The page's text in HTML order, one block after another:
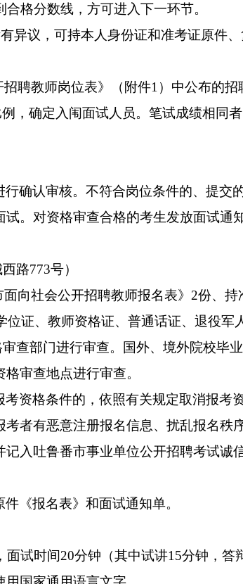
格分数线，方可进入下一环节。
异议，可持本人身份证和准考证原件
聘教师岗位表》（附件1）中公布的
，确定入闱面试人员。笔试成绩相同
确认审核。不符合岗位条件的、提交
。对资格审查合格的考生发放面试通知
路773号）
向社会公开招聘教师报名表》2份、
证、教师资格证、普通话证、退役军
查部门进行审查。国外、境外院校毕
审查地点进行审查。
资格条件的，依照有关规定取消报考
者有恶意注册报名信息、扰乱报名秩
入吐鲁番市事业单位公开招聘考试诚
《报名表》和面试通知单。
试时间20分钟（其中试讲15分钟，答